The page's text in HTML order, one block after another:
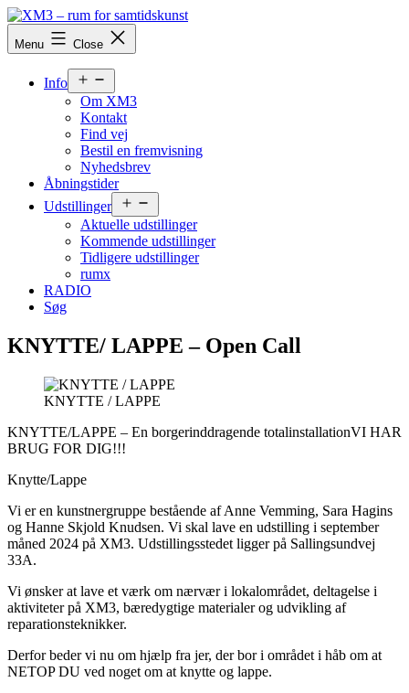
Skip
to
content
XM3
samtidskunst
Menu Close
Info
menu
Om XM3
Kontakt
Find vej
Bestil en fremvisning
Nyhedsbrev
Åbningstider
Udstillinger
menu
Aktuelle udstillinger
Kommende udstillinger
Tidligere udstillinger
rumx
RADIO
Søg
KNYTTE/ LAPPE – Open Call
KNYTTE / LAPPE
KNYTTE/LAPPE – En borgerinddragende totalinstallationVI HAR
BRUG FOR DIG!!!
Knytte/Lappe
Vi er en kunstnergruppe bestående af Anne Vemming, Sara Hagins
og Hanne Skjold Knudsen. Vi skal lave en udstilling i september
måned 2024 på XM3. Udstillingsstedet ligger på Sallingsundvej
33A.
Vi ønsker at lave et værk om nærvær i lokalområdet, deltagelse i
aktiviteter på XM3, bæredygtige materialer og udvikling af
reparationsteknikker.
Derfor beder vi nu om hjælp fra jer, der bor i området i håb om at
NETOP DU ved noget om at knytte og lappe.